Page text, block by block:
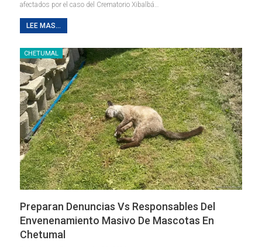
afectados por el caso del Crematorio Xibalbá…
LEE MAS...
CHETUMAL
Preparan Denuncias Vs Responsables Del
Envenenamiento Masivo De Mascotas En
Chetumal